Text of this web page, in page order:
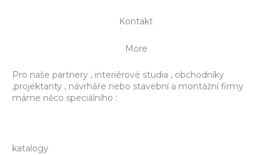
Kontakt
More
Pro naše partnery , interiérové studia , obchodníky
,projektanty , návrháře nebo stavební a montážní firmy
máme něco speciálního :
katalogy